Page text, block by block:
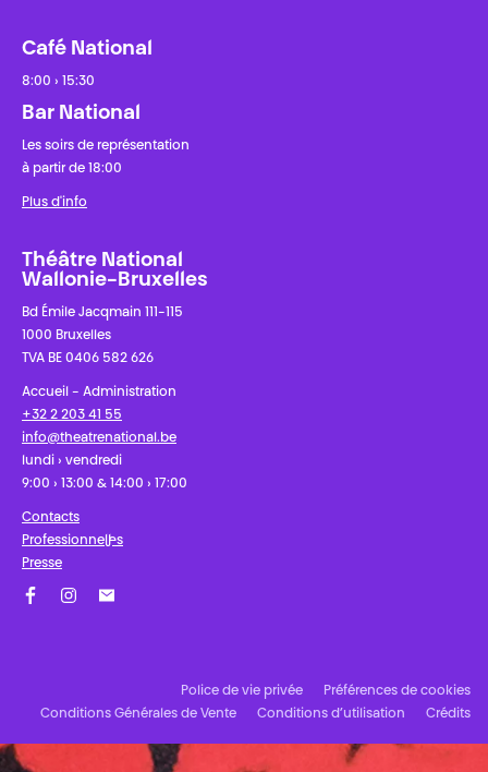
Café National
8:00 › 15:30
Bar National
Les soirs de représentation
à partir de 18:00
Plus d'info
Théâtre National
Wallonie-Bruxelles
Bd Émile Jacqmain 111-115
1000 Bruxelles
TVA BE 0406 582 626
Accueil - Administration
+32 2 203 41 55
info@theatrenational.be
lundi › vendredi
9:00 › 13:00 & 14:00 › 17:00
Contacts
Professionnel·les
Presse
Police de vie privée
Préférences de cookies
Conditions Générales de Vente
Conditions d’utilisation Crédits